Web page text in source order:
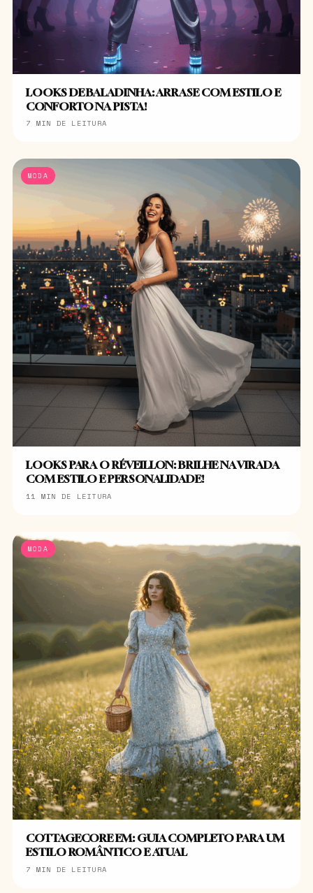
LOOKS DE BALADINHA: ARRASE COM ESTILO E
CONFORTO NA PISTA!
7 MIN DE LEITURA
MODA
LOOKS PARA O RÉVEILLON: BRILHE NA VIRADA
COM ESTILO E PERSONALIDADE!
11 MIN DE LEITURA
MODA
COTTAGECORE EM: GUIA COMPLETO PARA UM
ESTILO ROMÂNTICO E ATUAL
7 MIN DE LEITURA